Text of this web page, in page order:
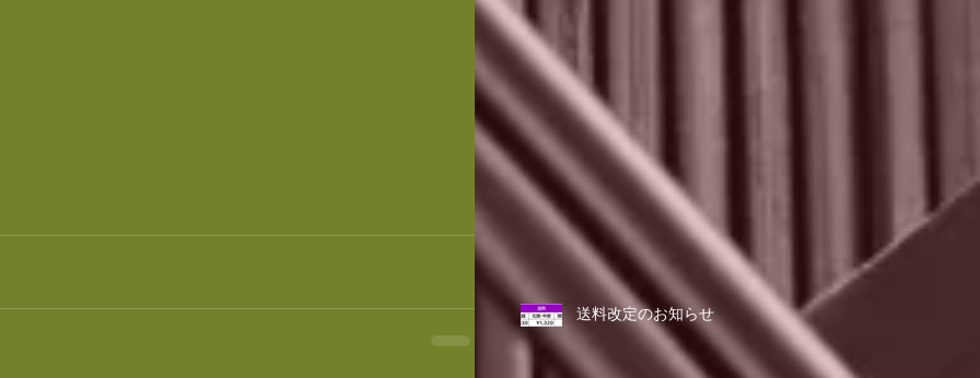
送料改定のお知らせ